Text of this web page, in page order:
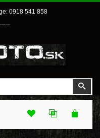
0918 541 858
prianí